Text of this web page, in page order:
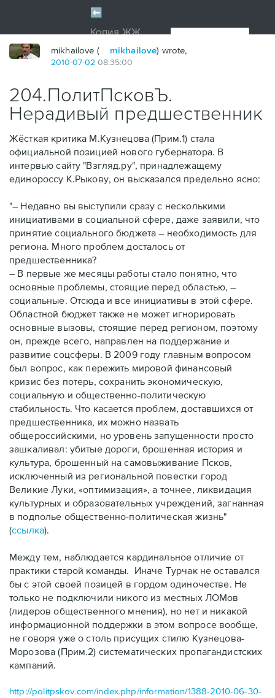
mikhailove ( mikhailove) wrote,
2010-07-02 08:35:00
204.ПолитПсковЪ.
Нерадивый предшественник
Жёсткая критика М.Кузнецова (Прим.1) стала
официальной позицией нового губернатора. В
интервью сайту "Взгляд.ру", принадлежащему
единороссу К.Рыкову, он высказался предельно ясно:
"– Недавно вы выступили сразу с несколькими
инициативами в социальной сфере, даже заявили, что
принятие социального бюджета – необходимость для
региона. Много проблем досталось от
предшественника?
– В первые же месяцы работы стало понятно, что
основные проблемы, стоящие перед областью, –
социальные. Отсюда и все инициативы в этой сфере.
Областной бюджет также не может игнорировать
основные вызовы, стоящие перед регионом, поэтому
он, прежде всего, направлен на поддержание и
развитие соцсферы. В 2009 году главным вопросом
был вопрос, как пережить мировой финансовый
кризис без потерь, сохранить экономическую,
социальную и общественно-политическую
стабильность. Что касается проблем, доставшихся от
предшественника, их можно назвать
общероссийскими, но уровень запущенности просто
зашкаливал: убитые дороги, брошенная история и
культура, брошенный на самовыживание Псков,
исключенный из региональной повестки город
Великие Луки, «оптимизация», а точнее, ликвидация
культурных и образовательных учреждений, загнанная
в подполье общественно-политическая жизнь"
(ссылка).
Между тем, наблюдается кардинальное отличие от
практики старой команды. Иначе Турчак не оставался
бы с этой своей позицей в гордом одиночестве. Не
только не подключили никого из местных ЛОМов
(лидеров общественного мнения), но нет и никакой
информационной поддержки в этом вопросе вообще,
не говоря уже о столь присущих стилю Кузнецова-
Морозова (Прим.2) систематических пропагандистских
кампаний.
http://politpskov.com/index.php/information/1388-2010-06-30-